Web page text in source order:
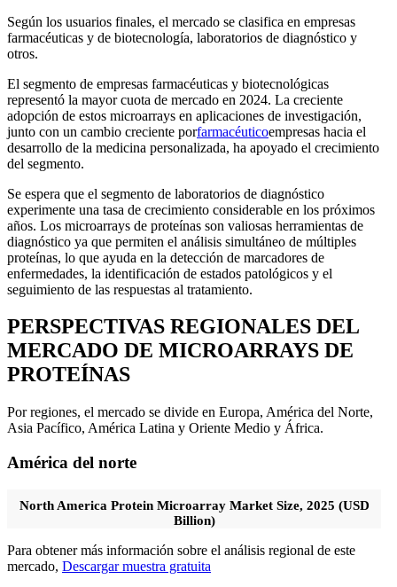
Según los usuarios finales, el mercado se clasifica en empresas
farmacéuticas y de biotecnología, laboratorios de diagnóstico y
otros.
El segmento de empresas farmacéuticas y biotecnológicas
representó la mayor cuota de mercado en 2024. La creciente
adopción de estos microarrays en aplicaciones de investigación,
junto con un cambio creciente porfarmacéuticoempresas hacia el
desarrollo de la medicina personalizada, ha apoyado el crecimiento
del segmento.
Se espera que el segmento de laboratorios de diagnóstico
experimente una tasa de crecimiento considerable en los próximos
años. Los microarrays de proteínas son valiosas herramientas de
diagnóstico ya que permiten el análisis simultáneo de múltiples
proteínas, lo que ayuda en la detección de marcadores de
enfermedades, la identificación de estados patológicos y el
seguimiento de las respuestas al tratamiento.
PERSPECTIVAS REGIONALES DEL
MERCADO DE MICROARRAYS DE
PROTEÍNAS
Por regiones, el mercado se divide en Europa, América del Norte,
Asia Pacífico, América Latina y Oriente Medio y África.
América del norte
North America Protein Microarray Market Size, 2025 (USD
Billion)
Para obtener más información sobre el análisis regional de este
mercado, Descargar muestra gratuita